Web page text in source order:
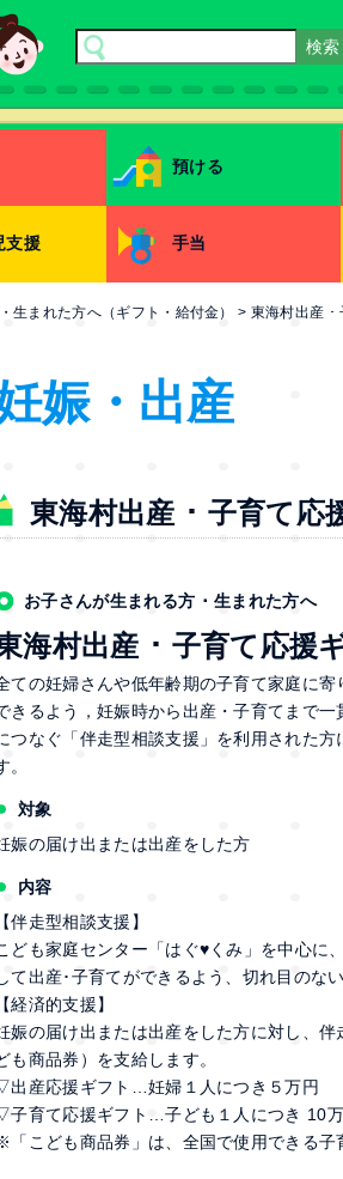
預ける
支援 手当
生まれた方へ（ギフト・給付金） > 東海村出産 ･
娠・出産
東海村出産 ･ 子育て応
お子さんが生まれる方 ･ 生まれた方へ
海村出産 ･ 子育て応援
ての妊婦さんや低年齢期の子育て家庭に
きるよう，妊娠時から出産・子育てまで
つなぐ「伴走型相談支援」を利用された
。
対象
娠の届け出または出産をした方
内容
【伴走型相談支援】
ども家庭センター「はぐ♥くみ」を中心に
て出産･子育てができるよう、切れ目のな
【経済的支援】
娠の届け出または出産をした方に対し、
も商品券）を支給します。
出産応援ギフト…妊婦１人につき５万円
子育て応援ギフト…子ども１人につき 10万
「こども商品券」は、全国で使用できる子